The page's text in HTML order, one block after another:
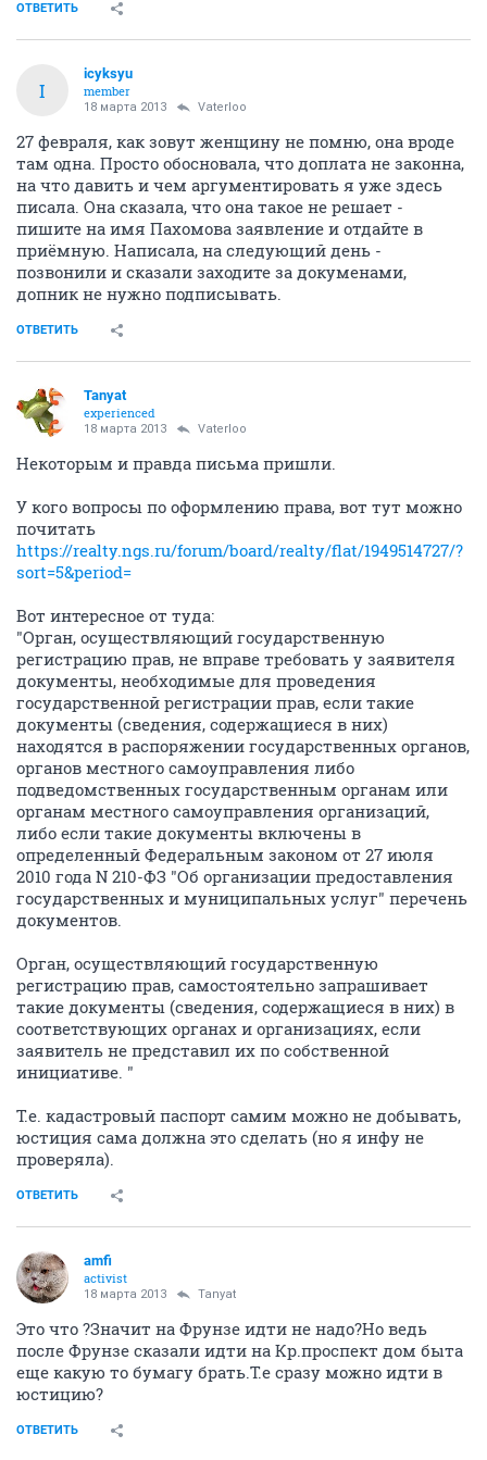
ОТВЕТИТЬ
I
icyksyu
member
18 марта 2013 Vaterloo
27 февраля, как зовут женщину не помню, она вроде
там одна. Просто обосновала, что доплата не законна,
на что давить и чем аргументировать я уже здесь
писала. Она сказала, что она такое не решает -
пишите на имя Пахомова заявление и отдайте в
приёмную. Написала, на следующий день -
позвонили и сказали заходите за докуменами,
допник не нужно подписывать.
ОТВЕТИТЬ
Tanyat
experienced
18 марта 2013 Vaterloo
Некоторым и правда письма пришли.
У кого вопросы по оформлению права, вот тут можно
почитать
https://realty.ngs.ru/forum/board/realty/flat/1949514727/?
sort=5&period=
Вот интересное от туда:
"Орган, осуществляющий государственную
регистрацию прав, не вправе требовать у заявителя
документы, необходимые для проведения
государственной регистрации прав, если такие
документы (сведения, содержащиеся в них)
находятся в распоряжении государственных органов,
органов местного самоуправления либо
подведомственных государственным органам или
органам местного самоуправления организаций,
либо если такие документы включены в
определенный Федеральным законом от 27 июля
2010 года N 210-ФЗ "Об организации предоставления
государственных и муниципальных услуг" перечень
документов.
Орган, осуществляющий государственную
регистрацию прав, самостоятельно запрашивает
такие документы (сведения, содержащиеся в них) в
соответствующих органах и организациях, если
заявитель не представил их по собственной
инициативе. "
Т.е. кадастровый паспорт самим можно не добывать,
юстиция сама должна это сделать (но я инфу не
проверяла).
ОТВЕТИТЬ
amfi
activist
18 марта 2013 Tanyat
Это что ?Значит на Фрунзе идти не надо?Но ведь
после Фрунзе сказали идти на Кр.проспект дом быта
еще какую то бумагу брать.Т.е сразу можно идти в
юстицию?
ОТВЕТИТЬ